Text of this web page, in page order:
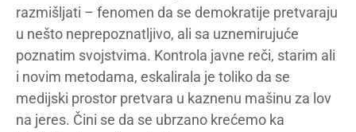
razmišljati – fenomen da se demokratije pretvaraju
u nešto neprepoznatljivo, ali sa uznemirujuće
poznatim svojstvima. Kontrola javne reči, starim ali
i novim metodama, eskalirala je toliko da se
medijski prostor pretvara u kaznenu mašinu za lov
na jeres. Čini se da se ubrzano krećemo ka